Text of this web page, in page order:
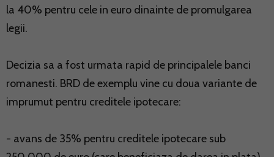
la 40% pentru cele in euro dinainte de promulgarea
legii.
Decizia sa a fost urmata rapid de principalele banci
romanesti. BRD de exemplu vine cu doua variante de
imprumut pentru creditele ipotecare:
- avans de 35% pentru creditele ipotecare sub